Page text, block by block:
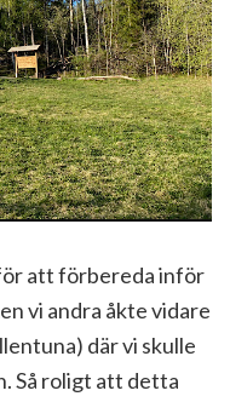
att förbereda inför
vi andra åkte vidare
där vi skulle
Så roligt att detta